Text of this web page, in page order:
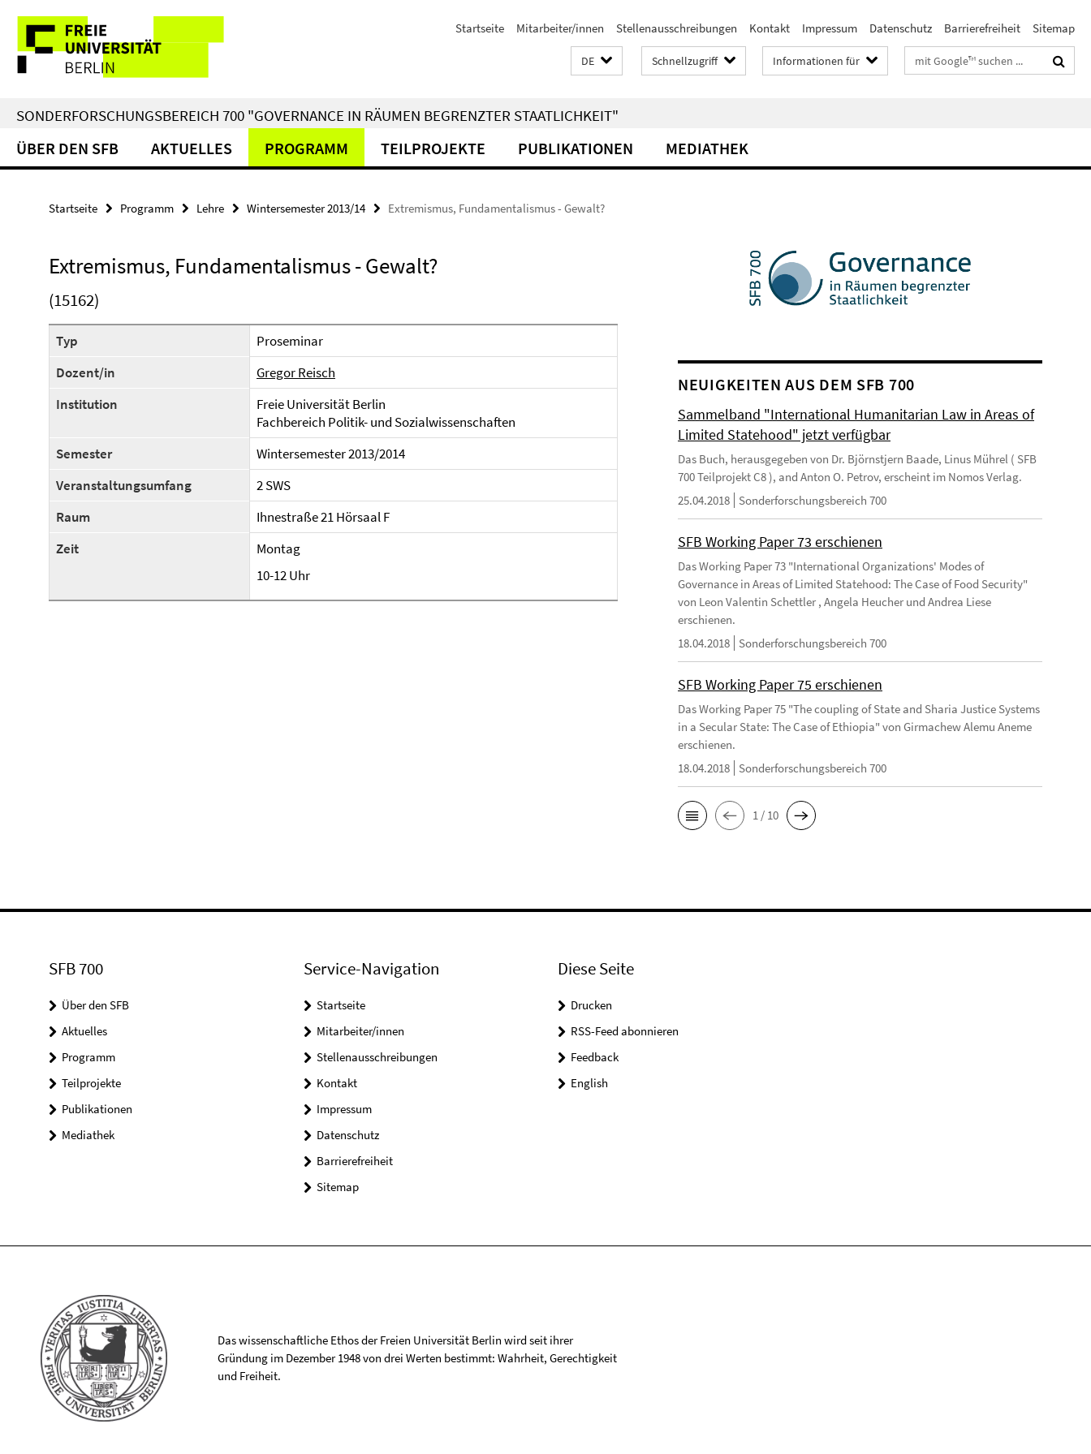
direkt
Inhalt
Service-
Navigation
Startseite Mitarbeiter/innen Stellenausschreibungen Kontakt Impressum Datenschutz Barrierefreiheit Sitemap
DE Schnellzugriff Informationen für Suchbegriffe
SONDERFORSCHUNGSBEREICH 700 "GOVERNANCE IN RÄUMEN BEGRENZTER STAATLICHKEIT"
ÜBER DEN SFB AKTUELLES PROGRAMM TEILPROJEKTE PUBLIKATIONEN MEDIATHEK
Startseite Programm Lehre Wintersemester 2013/14 Extremismus, Fundamentalismus - Gewalt?
Extremismus, Fundamentalismus - Gewalt?
(15162)
Typ
Proseminar
Dozent/in
Gregor Reisch
Institution
Freie Universität Berlin
Fachbereich Politik- und Sozialwissenschaften
Semester
Wintersemester 2013/2014
Veranstaltungsumfang
2 SWS
Raum
Ihnestraße 21 Hörsaal F
Zeit
Montag
10-12 Uhr
NEUIGKEITEN AUS DEM SFB 700
Sammelband "International Humanitarian Law in Areas of
Limited Statehood" jetzt verfügbar
Das Buch, herausgegeben von Dr. Björnstjern Baade, Linus Mührel ( SFB
700 Teilprojekt C8 ), and Anton O. Petrov, erscheint im Nomos Verlag.
25.04.2018
Sonderforschungsbereich 700
SFB Working Paper 73 erschienen
Das Working Paper 73 "International Organizations' Modes of
Governance in Areas of Limited Statehood: The Case of Food Security"
von Leon Valentin Schettler , Angela Heucher und Andrea Liese
erschienen.
18.04.2018
Sonderforschungsbereich 700
SFB Working Paper 75 erschienen
Das Working Paper 75 "The coupling of State and Sharia Justice Systems
in a Secular State: The Case of Ethiopia" von Girmachew Alemu Aneme
erschienen.
18.04.2018
Sonderforschungsbereich 700
1 / 10
SFB 700
Über den SFB
Aktuelles
Programm
Teilprojekte
Publikationen
Mediathek
Service-Navigation
Startseite
Mitarbeiter/innen
Stellenausschreibungen
Kontakt
Impressum
Datenschutz
Barrierefreiheit
Sitemap
Diese Seite
Drucken
RSS-Feed abonnieren
Feedback
English
Das wissenschaftliche Ethos der Freien Universität Berlin wird seit ihrer
Gründung im Dezember 1948 von drei Werten bestimmt: Wahrheit, Gerechtigkeit
und Freiheit.